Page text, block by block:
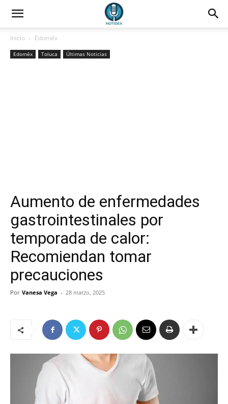
Inicio Edoméx
Edoméx Toluca Últimas Noticias
Aumento de enfermedades
gastrointestinales por
temporada de calor:
Recomiendan tomar
precauciones
Por Vanesa Vega - 28 marzo, 2025